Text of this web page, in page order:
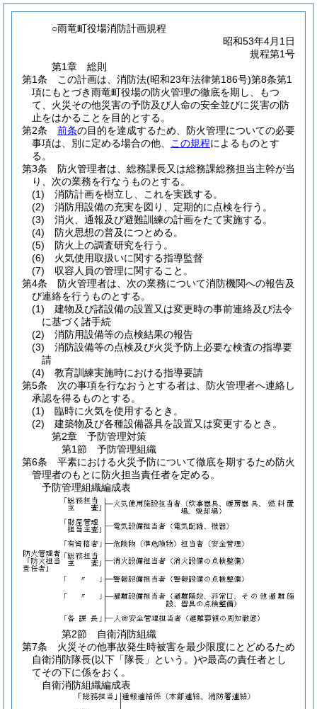
○雨竜町役場消防計画規程
昭和53年4月1日
規程第1号
第1章
総則
第1条
この計画は、消防法(昭和23年法律第186号)第8条第1
項にもとづき雨竜町役場の防火管理の徹底を期し、もつ
て、火災その他災害の予防及び人命の安全並びに災害の防
止をはかることを目的とする。
第2条
前条の目的を達成するため、防火管理についての必要
事項は、別に定める場合の他、
この規程によるものとす
る。
第3条
防火管理者は、総務課長又は総務課総務担当主幹が当
り、次の業務を行なうものとする。
(1)
消防計画を樹立し、これを実践する。
(2)
消防用設備の充実を図り、定期的に点検を行う。
(3)
消火、通報及び避難訓練の計画をたて実施する。
(4)
防火思想の普及につとめる。
(5)
防火上の調査研究を行う。
(6)
火気使用取扱いに関する指導監督
(7)
収容人員の管理に関すること。
第4条
防火管理者は、次の業務について消防機関への報告及
び連絡を行うものとする。
(1)
建物及び諸設備の設置又は変更時の事前連絡及び法令
に基づく諸手続
(2)
消防用設備等の点検結果の報告
(3)
消防設備等の点検及び火災予防上必要な検査の指導要
請
(4)
教育訓練実施時における指導要請
第5条
次の事項を行なおうとする者は、防火管理者へ連絡し
承認を得るものとする。
(1)
臨時に火気を使用するとき。
(2)
建築物及び各種設備器具を設置又は変更するとき。
第2章
予防管理対策
第1節
予防管理組織
第6条
平素における火災予防について徹底を期するため防火
管理者のもとに防火担当責任者を定める。
予防管理組織編成表
第2節
自衛消防組織
第7条
火災その他事故発生時被害を最少限度にとどめるため
自衛消防隊長(以下「隊長」という。)や最高の責任者とし
てその下に係をおく。
自衛消防組織編成表